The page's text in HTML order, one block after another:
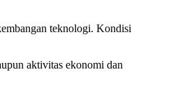
teknologi. Kondisi
aktivitas ekonomi dan